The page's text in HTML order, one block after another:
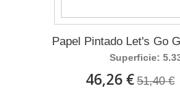
Papel Pintado Let's Go
Superficie:
46,26 € 51,40 €